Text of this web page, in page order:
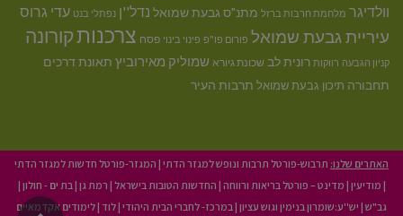
וולדיגר מלחמת חרבות ברזל מתנ"ס גבעת שמואל נדל''ן נפתלי בנט עדי גרוס
עיריית גבעת שמואל פורום פו"פ פינוי בינוי פסח צרכנותקורונה
קניון הגבעה רווקות רונית לב שכונת גיורא שמוליק מאירוביץ תאונת דרכים
תחבורה תיכון גבעת שמואל תרבות העיר
האתרים שלנו: תרבוש-פורטל תרבות ונופש למגזר הדתי | המגזר-פורטל חדשות למגזר הדתי
| מודיעין | מדינט – פורטל בריאות ורווחה | החדשות הטובות בישראל | רמת גן |בת ים - חולון |
גב"ש | יש''ע:שומרון בנימין וגוש עציון |במרכז- לחברי הבית היהודי |לוד |לימודים אקדמאיים